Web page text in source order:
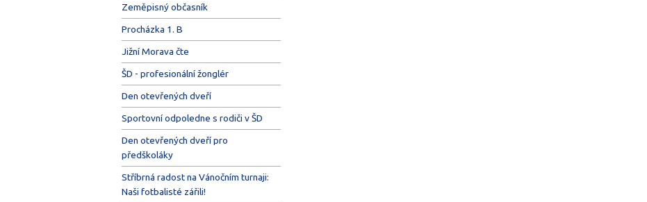
Zeměpisný občasník
Procházka 1. B
Jižní Morava čte
ŠD - profesionální žonglér
Den otevřených dveří
Sportovní odpoledne s rodiči v ŠD
Den otevřených dveří pro
předškoláky
Stříbrná radost na Vánočním turnaji:
Naši fotbalisté zářili!